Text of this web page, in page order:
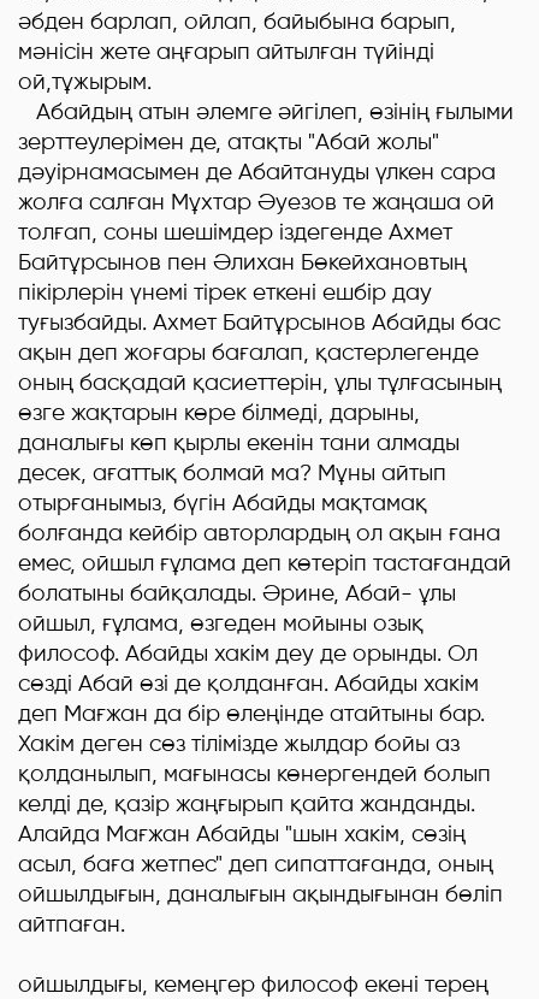
әбден барлап, ойлап, байыбына барып,
мәнісін жете аңғарып айтылған түйінді
ой,тұжырым.
Абайдың атын әлемге әйгілеп, өзінің ғылыми
зерттеулерімен де, атақты "Абай жолы"
дәуірнамасымен де Абайтануды үлкен сара
жолға салған Мұхтар Әуезов те жаңаша ой
толғап, соны шешімдер іздегенде Ахмет
Байтұрсынов пен Әлихан Бөкейхановтың
пікірлерін үнемі тірек еткені ешбір дау
туғызбайды. Ахмет Байтұрсынов Абайды бас
ақын деп жоғары бағалап, қастерлегенде
оның басқадай қасиеттерін, ұлы тұлғасының
өзге жақтарын көре білмеді, дарыны,
даналығы көп қырлы екенін тани алмады
десек, ағаттық болмай ма? Мұны айтып
отырғанымыз, бүгін Абайды мақтамақ
болғанда кейбір авторлардың ол ақын ғана
емес, ойшыл ғұлама деп көтеріп тастағандай
болатыны байқалады. Әрине, Абай- ұлы
ойшыл, ғұлама, өзгеден мойыны озық
философ. Абайды хакім деу де орынды. Ол
сөзді Абай өзі де қолданған. Абайды хакім
деп Мағжан да бір өлеңінде атайтыны бар.
Хакім деген сөз тілімізде жылдар бойы аз
қолданылып, мағынасы көнергендей болып
келді де, қазір жаңғырып қайта жанданды.
Алайда Мағжан Абайды "шын хакім, сөзің
асыл, баға жетпес" деп сипаттағанда, оның
ойшылдығын, даналығын ақындығынан бөліп
айтпаған.
ойшылдығы, кемеңгер философ екені терең